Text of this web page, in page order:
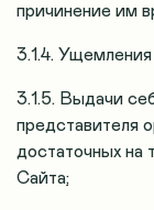
причинение им
3.1.4.
3.1.5. Выдачи
представителя
достаточных на
Сайта;